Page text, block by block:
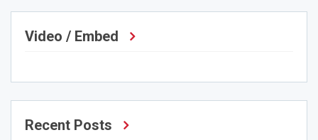
Video / Embed
Recent Posts